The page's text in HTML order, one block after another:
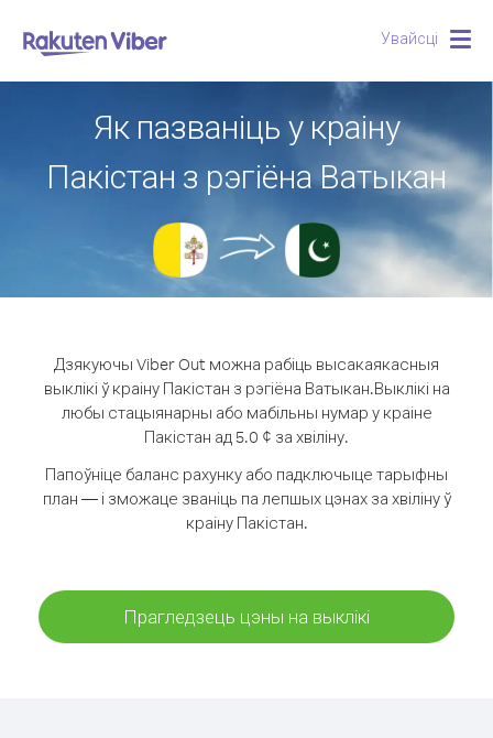
Увайсці
Як пазваніць у краіну
Пакістан з рэгіёна Ватыкан
Дзякуючы Viber Out можна рабіць высакаякасныя
выклікі ў краіну Пакістан з рэгіёна Ватыкан.Выклікі на
любы стацыянарны або мабільны нумар у краіне
Пакістан ад 5.0 ¢ за хвіліну.
Папоўніце баланс рахунку або падключыце тарыфны
план — і зможаце званіць па лепшых цэнах за хвіліну ў
краіну Пакістан.
Прагледзець цэны на выклікі